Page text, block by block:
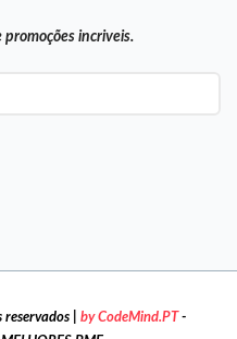
promoções incriveis.
| by CodeMind.PT -